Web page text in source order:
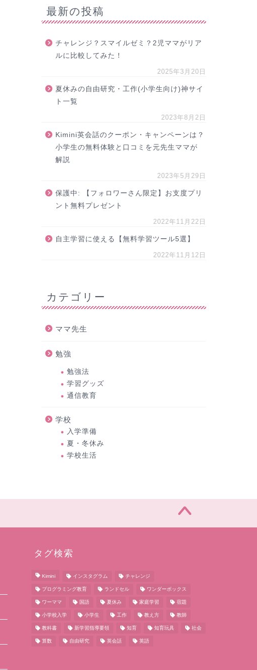
最新の投稿
チャレンジ？スマイルゼミ？2児ママがリア
ルに比較してみた！
2025年3月20日
夏休みの自由研究・工作(小学生向け)神サイ
ト一覧
2023年8月2日
Kimini英会話のクーポン・キャンペーンは？
小学生の無料体験と口コミを元先生ママが
解説
2023年5月29日
保護中: 【フォロワーさん限定】お支度プリ
ント無料プレゼント
2022年11月22日
自主学習に使える【無料学習ツール5選】
2022年11月12日
カテゴリー
ママ先生
勉強
勉強法
学習グッズ
通信教育
学校
入学準備
夏・冬休み
学校生活
タグ検索
Kimini インスタグラム チャレンジ
プログラミング教育 ランドセル ワンダーボックス
ワーママ 国語 夏休み 家庭学習 宿題
小学校入学 小学生 工作 教え方 教師
教科書 新学習指導要領 知育 知育玩具 社会
算数 自由研究 英会話 英語